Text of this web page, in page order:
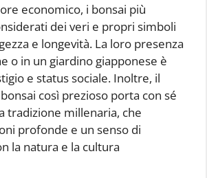
economico, i bonsai più
dei veri e propri simboli
e longevità. La loro presenza
o in un giardino giapponese è
e status sociale. Inoltre, il
così prezioso porta con sé
tradizione millenaria, che
profonde e un senso di
la natura e la cultura